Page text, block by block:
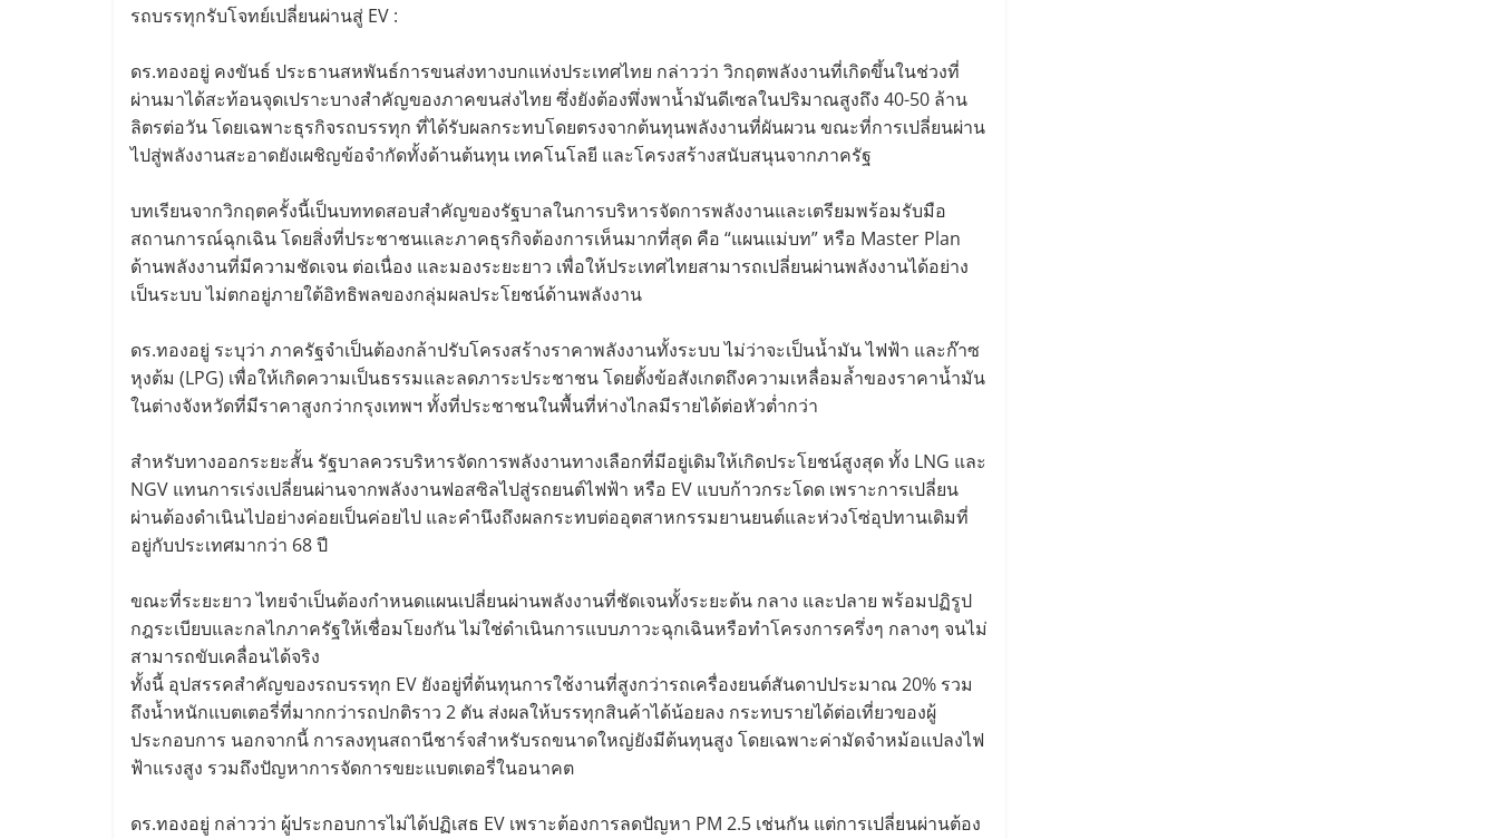
รถบรรทุกรับโจทย์เปลี่ยนผ่านสู่ EV :
ดร.ทองอยู่ คงขันธ์ ประธานสหพันธ์การขนส่งทางบกแห่งประเทศไทย กล่าวว่า วิกฤตพลังงานที่เกิดขึ้นในช่วงที่
ผ่านมาได้สะท้อนจุดเปราะบางสำคัญของภาคขนส่งไทย ซึ่งยังต้องพึ่งพาน้ำมันดีเซลในปริมาณสูงถึง 40-50 ล้าน
ลิตรต่อวัน โดยเฉพาะธุรกิจรถบรรทุก ที่ได้รับผลกระทบโดยตรงจากต้นทุนพลังงานที่ผันผวน ขณะที่การเปลี่ยนผ่าน
ไปสู่พลังงานสะอาดยังเผชิญข้อจำกัดทั้งด้านต้นทุน เทคโนโลยี และโครงสร้างสนับสนุนจากภาครัฐ
บทเรียนจากวิกฤตครั้งนี้เป็นบททดสอบสำคัญของรัฐบาลในการบริหารจัดการพลังงานและเตรียมพร้อมรับมือ
สถานการณ์ฉุกเฉิน โดยสิ่งที่ประชาชนและภาคธุรกิจต้องการเห็นมากที่สุด คือ “แผนแม่บท” หรือ Master Plan
ด้านพลังงานที่มีความชัดเจน ต่อเนื่อง และมองระยะยาว เพื่อให้ประเทศไทยสามารถเปลี่ยนผ่านพลังงานได้อย่าง
เป็นระบบ ไม่ตกอยู่ภายใต้อิทธิพลของกลุ่มผลประโยชน์ด้านพลังงาน
ดร.ทองอยู่ ระบุว่า ภาครัฐจำเป็นต้องกล้าปรับโครงสร้างราคาพลังงานทั้งระบบ ไม่ว่าจะเป็นน้ำมัน ไฟฟ้า และก๊าซ
หุงต้ม (LPG) เพื่อให้เกิดความเป็นธรรมและลดภาระประชาชน โดยตั้งข้อสังเกตถึงความเหลื่อมล้ำของราคาน้ำมัน
ในต่างจังหวัดที่มีราคาสูงกว่ากรุงเทพฯ ทั้งที่ประชาชนในพื้นที่ห่างไกลมีรายได้ต่อหัวต่ำกว่า
สำหรับทางออกระยะสั้น รัฐบาลควรบริหารจัดการพลังงานทางเลือกที่มีอยู่เดิมให้เกิดประโยชน์สูงสุด ทั้ง LNG และ
NGV แทนการเร่งเปลี่ยนผ่านจากพลังงานฟอสซิลไปสู่รถยนต์ไฟฟ้า หรือ EV แบบก้าวกระโดด เพราะการเปลี่ยน
ผ่านต้องดำเนินไปอย่างค่อยเป็นค่อยไป และคำนึงถึงผลกระทบต่ออุตสาหกรรมยานยนต์และห่วงโซ่อุปทานเดิมที่
อยู่กับประเทศมากว่า 68 ปี
ขณะที่ระยะยาว ไทยจำเป็นต้องกำหนดแผนเปลี่ยนผ่านพลังงานที่ชัดเจนทั้งระยะต้น กลาง และปลาย พร้อมปฏิรูป
กฎระเบียบและกลไกภาครัฐให้เชื่อมโยงกัน ไม่ใช่ดำเนินการแบบภาวะฉุกเฉินหรือทำโครงการครึ่งๆ กลางๆ จนไม่
สามารถขับเคลื่อนได้จริง
ทั้งนี้ อุปสรรคสำคัญของรถบรรทุก EV ยังอยู่ที่ต้นทุนการใช้งานที่สูงกว่ารถเครื่องยนต์สันดาปประมาณ 20% รวม
ถึงน้ำหนักแบตเตอรี่ที่มากกว่ารถปกติราว 2 ตัน ส่งผลให้บรรทุกสินค้าได้น้อยลง กระทบรายได้ต่อเที่ยวของผู้
ประกอบการ นอกจากนี้ การลงทุนสถานีชาร์จสำหรับรถขนาดใหญ่ยังมีต้นทุนสูง โดยเฉพาะค่ามัดจำหม้อแปลงไฟ
ฟ้าแรงสูง รวมถึงปัญหาการจัดการขยะแบตเตอรี่ในอนาคต
ดร.ทองอยู่ กล่าวว่า ผู้ประกอบการไม่ได้ปฏิเสธ EV เพราะต้องการลดปัญหา PM 2.5 เช่นกัน แต่การเปลี่ยนผ่านต้อง